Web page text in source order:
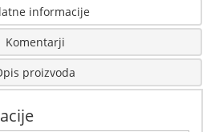
informacije
Komentarji
proizvoda